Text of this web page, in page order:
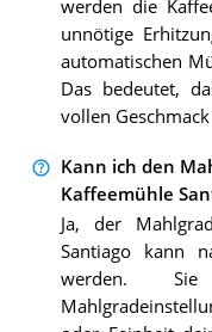
werden die
unnötige
automatischen
Das bedeutet,
vollen
Kann ich den
Kaffeemühle
Ja, der
Santiago kann
werden.